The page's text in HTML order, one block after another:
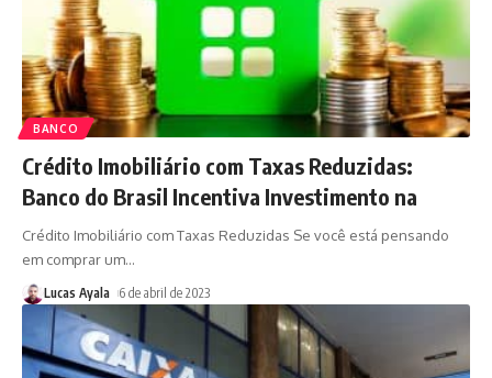
BANCO
Crédito Imobiliário com Taxas Reduzidas:
Banco do Brasil Incentiva Investimento na
Crédito Imobiliário com Taxas Reduzidas Se você está pensando
em comprar um…
Lucas Ayala 6 de abril de 2023